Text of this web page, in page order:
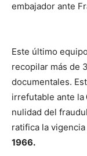
embajador ante
Este último
recopilar más de
documentales.
irrefutable ante la
nulidad del
ratifica la
1966.